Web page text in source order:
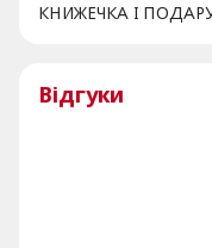
КНИЖЕЧКА І
Відгуки